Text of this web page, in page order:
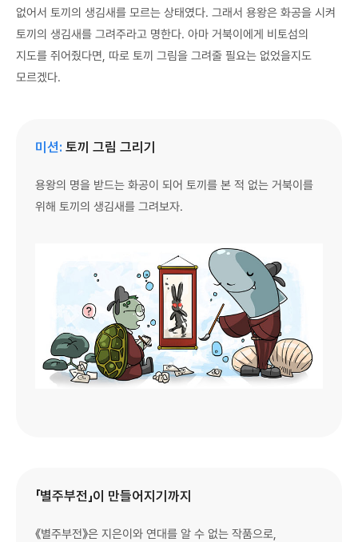
없어서 토끼의 생김새를 모르는 상태였다. 그래서 용왕은 화공을 시켜
토끼의 생김새를 그려주라고 명한다. 아마 거북이에게 비토섬의
지도를 쥐어줬다면, 따로 토끼 그림을 그려줄 필요는 없었을지도
모르겠다.
미션: 토끼 그림 그리기
용왕의 명을 받드는 화공이 되어 토끼를 본 적 없는 거북이를
위해 토끼의 생김새를 그려보자.
「별주부전」이 만들어지기까지
《별주부전》은 지은이와 연대를 알 수 없는 작품으로,